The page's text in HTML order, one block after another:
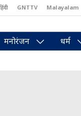
GNTTV Malayalam
मनोरंजन धर्म